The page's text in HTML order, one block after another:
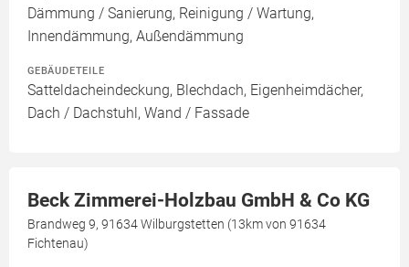
Dämmung / Sanierung, Reinigung / Wartung,
Innendämmung, Außendämmung
GEBÄUDETEILE
Satteldacheindeckung, Blechdach, Eigenheimdächer,
Dach / Dachstuhl, Wand / Fassade
Beck Zimmerei-Holzbau GmbH & Co KG
Brandweg 9, 91634 Wilburgstetten (13km von 91634
Fichtenau)